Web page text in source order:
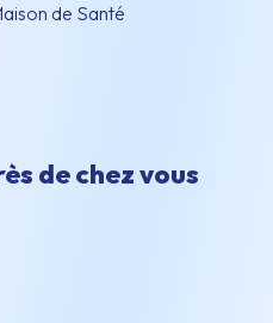
de Santé
de chez vous